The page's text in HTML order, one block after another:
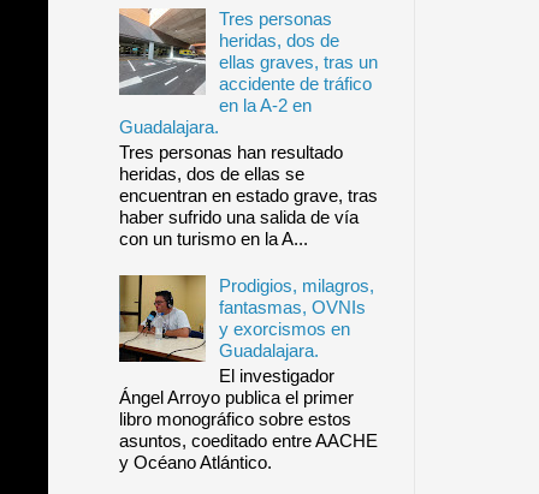
Tres personas
heridas, dos de
ellas graves, tras un
accidente de tráfico
en la A-2 en
Guadalajara.
Tres personas han resultado
heridas, dos de ellas se
encuentran en estado grave, tras
haber sufrido una salida de vía
con un turismo en la A...
Prodigios, milagros,
fantasmas, OVNIs
y exorcismos en
Guadalajara.
El investigador
Ángel Arroyo publica el primer
libro monográfico sobre estos
asuntos, coeditado entre AACHE
y Océano Atlántico.